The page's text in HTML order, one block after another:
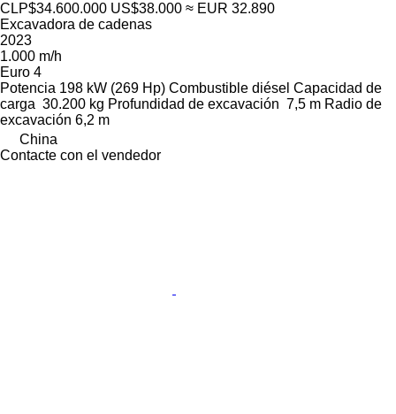
CLP$34.600.000 US$38.000 ≈ EUR 32.890
Excavadora de cadenas
2023
1.000 m/h
Euro 4
Potencia 198 kW (269 Hp) Combustible diésel Capacidad de
carga 30.200 kg Profundidad de excavación 7,5 m Radio de
excavación 6,2 m
China
Contacte con el vendedor